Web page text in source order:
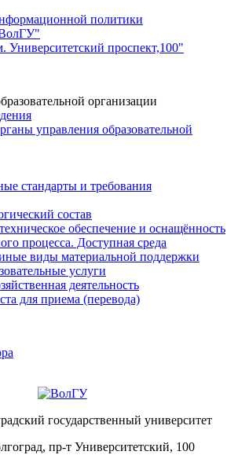
политики
Университетский проспект,100"
организации
управления образовательной
стандарты и требования
состав
обеспечение и оснащённость
процесса. Доступная среда
виды материальной поддержки
услуги
деятельность
для приема (перевода)
государственный университет
пр-т Университетский, 100